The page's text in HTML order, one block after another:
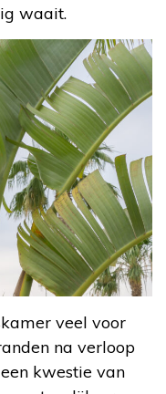
waait.
veel voor
na verloop
kwestie van